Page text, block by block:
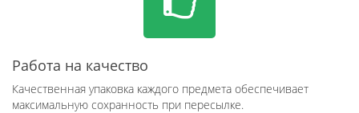
Работа на качество
Качественная упаковка каждого предмета обеспечивает
максимальную сохранность при пересылке.